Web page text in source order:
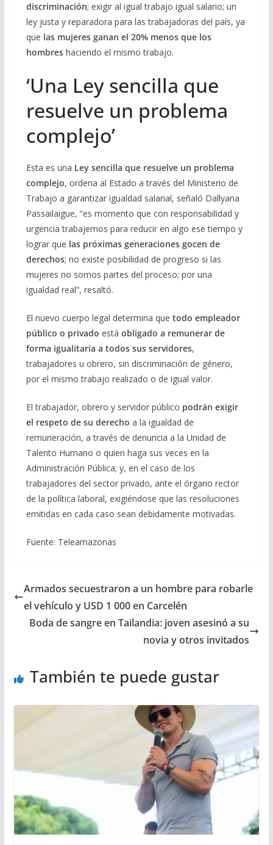
discriminación; exigir al igual trabajo igual salario; un
ley justa y reparadora para las trabajadoras del país, ya
que las mujeres ganan el 20% menos que los
hombreshaciendo el mismo trabajo.
‘Una Ley sencilla que
resuelve un problema
complejo’
Esta es una Ley sencilla que resuelve un problema
complejo, ordena al Estado a través del Ministerio de
Trabajo a garantizar igualdad salarial, señaló Dallyana
Passailaigue, “es momento que con responsabilidad y
urgencia trabajemos para reducir en algo ese tiempo y
lograr que las próximas generaciones gocen de
derechos; no existe posibilidad de progreso si las
mujeres no somos partes del proceso; por una
igualdad real”, resaltó.
El nuevo cuerpo legal determina que todo empleador
público o privado está obligado a remunerar de
forma igualitaria a todos sus servidores,
trabajadores u obrero, sin discriminación de género,
por el mismo trabajo realizado o de igual valor.
El trabajador, obrero y servidor público podrán exigir
el respeto de su derecho a la igualdad de
remuneración, a través de denuncia a la Unidad de
Talento Humano o quien haga sus veces en la
Administración Pública; y, en el caso de los
trabajadores del sector privado, ante el órgano rector
de la política laboral, exigiéndose que las resoluciones
emitidas en cada caso sean debidamente motivadas.
Fuente: Teleamazonas
Armados secuestraron a un hombre para robarle
el vehículo y USD 1 000 en Carcelén
Boda de sangre en Tailandia: joven asesinó a su
novia y otros invitados
También te puede gustar